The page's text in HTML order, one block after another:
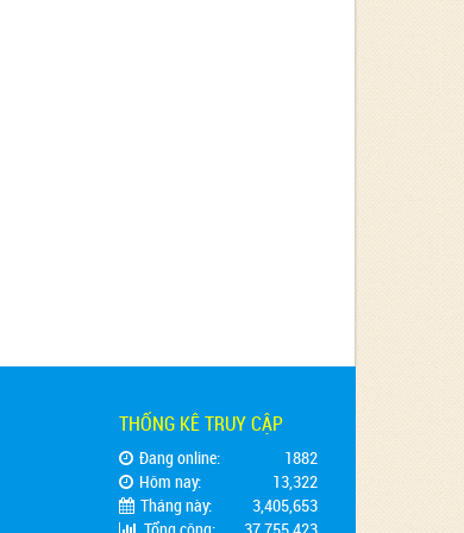
THỐNG KÊ TRUY CẬP
Đang online:
1882
Hôm nay:
13,322
Tháng này:
3,405,653